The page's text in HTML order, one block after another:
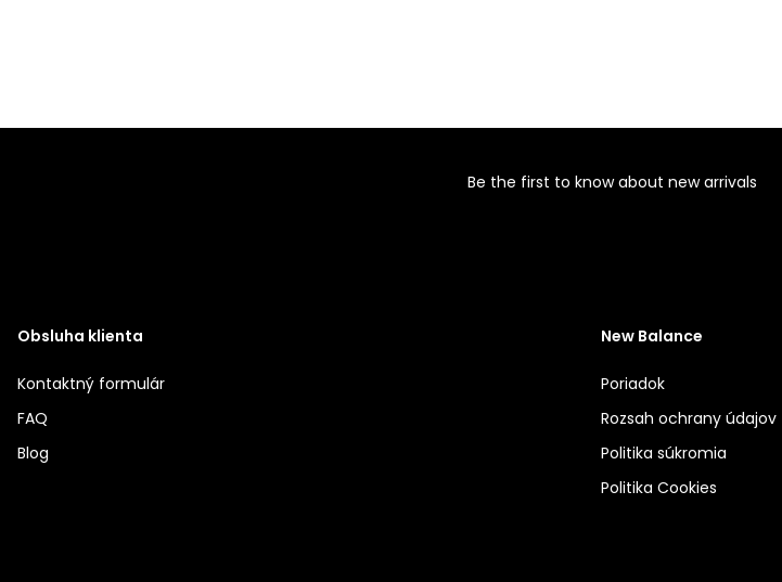
Be the first to know about new arrivals
Obsluha klienta
Kontaktný formulár
FAQ
Blog
New Balance
Poriadok
Rozsah ochrany údajov
Politika súkromia
Politika Cookies